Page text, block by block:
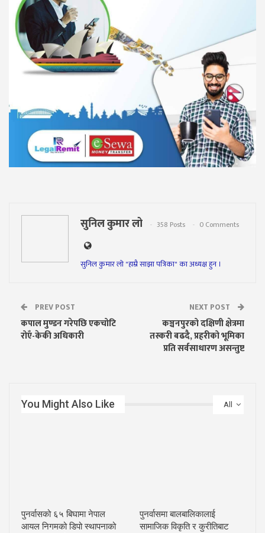
सुनिल कुमार लो 358 Posts 0 Comments
सुनिल कुमार लो "हाम्रै साझा पत्रिका" का अध्यक्ष हुन ।
PREV POST
कपाल मुण्डन गरेपछि एकचोटि
रोएँ-केकी अधिकारी
NEXT POST
कञ्चनपुरको दक्षिणी क्षेत्रमा
तस्करी बढदै, प्रहरीको भूमिका
प्रति सर्वसाधारण असन्तुष्ट
All
You Might Also Like
पुनर्वासको ६५ बिघामा नेपाल
आयल निगमको डिपो स्थापनाको
पुनर्वासमा बालबालिकालाई
सामाजिक विकृति र कुरीतिबाट